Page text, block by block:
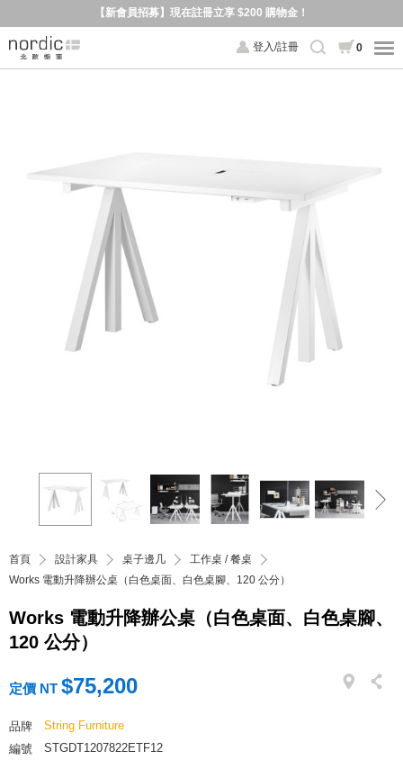
【新會員招募】現在註冊立享 $200 購物金！
登入/註冊 0
首頁 設計家具 桌子邊几
工作桌 / 餐桌
Works 電動升降辦公桌（白色桌面、白色桌腳、120 公分）
Works 電動升降辦公桌（白色桌面、白色桌腳、
120 公分）
定價 NT $75,200
品牌
String Furniture
編號
STGDT1207822ETF12